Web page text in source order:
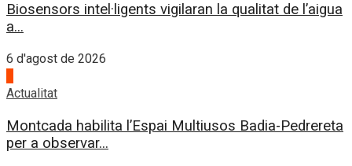
Biosensors intel·ligents vigilaran la qualitat de l’aigua
a...
6 d'agost de 2026
Actualitat
Montcada habilita l’Espai Multiusos Badia-Pedrereta
per a observar...